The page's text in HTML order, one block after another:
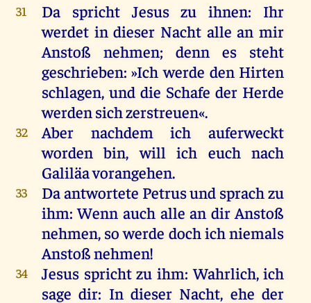
31 Da spricht Jesus zu ihnen: Ihr
werdet in dieser Nacht alle an mir
Anstoß
nehmen; denn es
steht
geschrieben: »Ich werde den Hirten
schlagen, und die Schafe der Herde
werdensichzerstreuen«.
32 Aber nachdem ich
auferweckt
worden bin,will ich euch nach
Galiläavorangehen.
33 Daantwortete Petrusund sprachzu
ihm:Wenn auch alle an dir Anstoß
nehmen, so werde dochichniemals
Anstoßnehmen!
34 Jesus spricht zu ihm:Wahrlich,ich
sage dir: In dieser Nacht, ehe der